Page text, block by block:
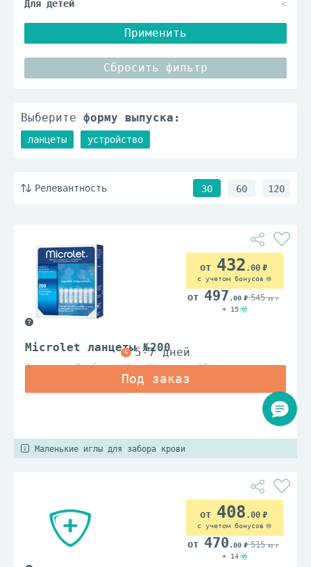
Применить
Сбросить фильтр
Выберите форму выпуска:
ланцеты устройство
Релевантность 30 60 120
Microlet ланцеты №200
Асцензия Диабитис Кеа Холдингс АГ
432 .00
с учетом бонусов
497 .00 545.00
+ 15
Маленькие иглы для забора крови
408 .00
с учетом бонусов
470 .00 515.00
+ 14